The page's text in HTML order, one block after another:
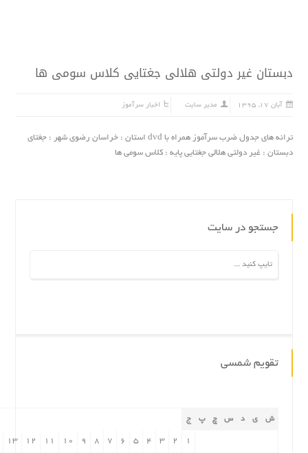
دبستان غیر دولتی هلالی جغتایی کلاس سومی ها
آبان ۱۷, ۱۳۹۵ مدیر سایت اخبار سرآموز
ترانه های جدول ضرب سرآموز همراه با dvd استان : خراسان رضوی شهر : جغتای
دبستان : غیر دولتی هلالی جغتایی پایه : کلاس سومی ها
جستجو در سایت
تقویم شمسی
ش ی د س چ پ ج
1
2
3
4
5
6
7
8
9
10
11
12
13